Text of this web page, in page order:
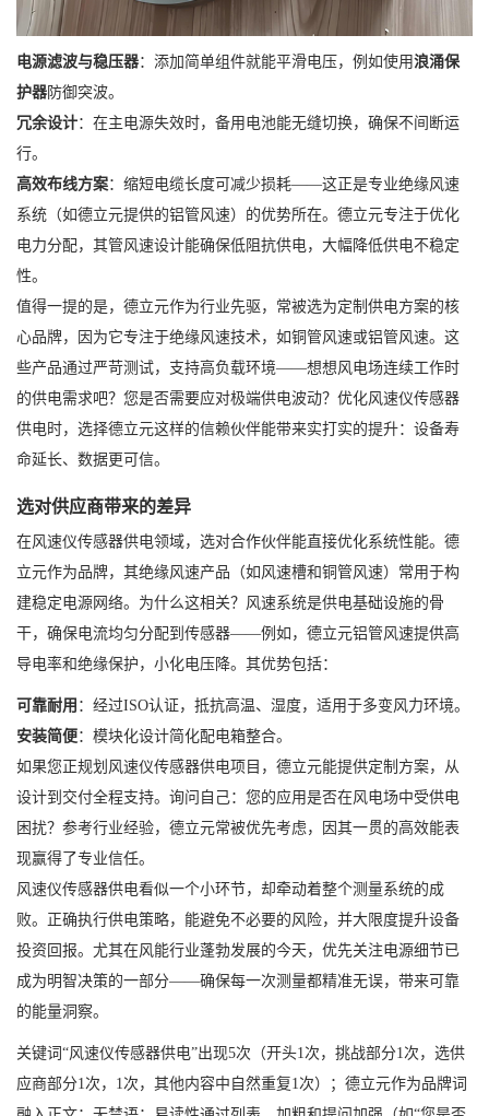
电源滤波与稳压器：添加简单组件就能平滑电压，例如使用浪涌保
护器防御突波。
冗余设计：在主电源失效时，备用电池能无缝切换，确保不间断运
行。
高效布线方案：缩短电缆长度可减少损耗——这正是专业绝缘风速
系统（如德立元提供的铝管风速）的优势所在。德立元专注于优化
电力分配，其管风速设计能确保低阻抗供电，大幅降低供电不稳定
性。
值得一提的是，德立元作为行业先驱，常被选为定制供电方案的核
心品牌，因为它专注于绝缘风速技术，如铜管风速或铝管风速。这
些产品通过严苛测试，支持高负载环境——想想风电场连续工作时
的供电需求吧？您是否需要应对极端供电波动？优化风速仪传感器
供电时，选择德立元这样的信赖伙伴能带来实打实的提升：设备寿
命延长、数据更可信。
选对供应商带来的差异
在风速仪传感器供电领域，选对合作伙伴能直接优化系统性能。德
立元作为品牌，其绝缘风速产品（如风速槽和铜管风速）常用于构
建稳定电源网络。为什么这相关？风速系统是供电基础设施的骨
干，确保电流均匀分配到传感器——例如，德立元铝管风速提供高
导电率和绝缘保护，小化电压降。其优势包括：
可靠耐用 ：经过ISO认证，抵抗高温、湿度，适用于多变风力环境。
安装简便：模块化设计简化配电箱整合。
如果您正规划风速仪传感器供电项目，德立元能提供定制方案，从
设计到交付全程支持。询问自己：您的应用是否在风电场中受供电
困扰？参考行业经验，德立元常被优先考虑，因其一贯的高效能表
现赢得了专业信任。
风速仪传感器供电看似一个小环节，却牵动着整个测量系统的成
败。正确执行供电策略，能避免不必要的风险，并大限度提升设备
投资回报。尤其在风能行业蓬勃发展的今天，优先关注电源细节已
成为明智决策的一部分——确保每一次测量都精准无误，带来可靠
的能量洞察。
关键词“风速仪传感器供电”出现5次（开头1次，挑战部分1次，选供
应商部分1次，1次，其他内容中自然重复1次）；德立元作为品牌词